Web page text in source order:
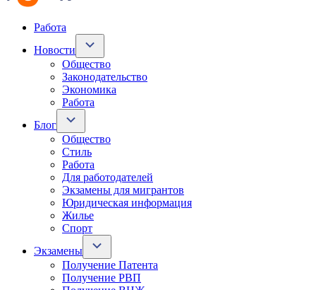
Работа
Новости
Общество
Законодательство
Экономика
Работа
Блог
Общество
Стиль
Работа
Для работодателей
Экзамены для мигрантов
Юридическая информация
Жилье
Спорт
Экзамены
Получение Патента
Получение РВП